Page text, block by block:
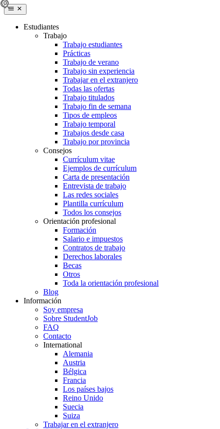
Estudiantes
Trabajo
Trabajo estudiantes
Prácticas
Trabajo de verano
Trabajo sin experiencia
Trabajar en el extranjero
Todas las ofertas
Trabajo titulados
Trabajo fin de semana
Tipos de empleos
Trabajo temporal
Trabajos desde casa
Trabajo por provincia
Consejos
Currículum vitae
Ejemplos de currículum
Carta de presentación
Entrevista de trabajo
Las redes sociales
Plantilla currículum
Todos los consejos
Orientación profesional
Formación
Salario e impuestos
Contratos de trabajo
Derechos laborales
Becas
Otros
Toda la orientación profesional
Blog
Información
Soy empresa
Sobre StudentJob
FAQ
Contacto
International
Alemania
Austria
Bélgica
Francia
Los países bajos
Reino Unido
Suecia
Suiza
Trabajar en el extranjero